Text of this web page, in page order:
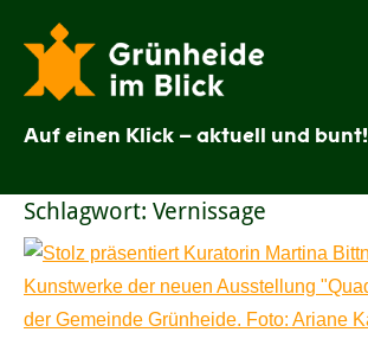
Inhalt
springen
Grünheide
im
Blick
Auf einen Klick – aktuell und bunt!
Schlagwort: Vernissage